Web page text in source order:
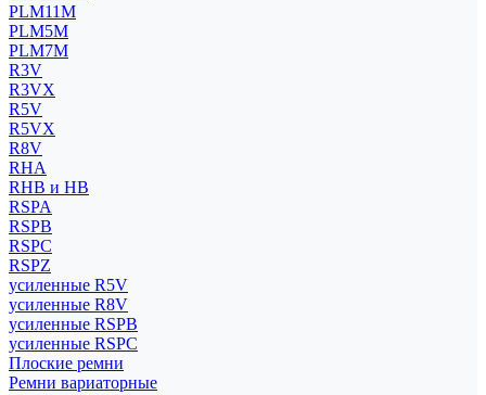
PLM11M
PLM5M
PLM7M
R3V
R3VX
R5V
R5VX
R8V
RHA
RHB и HB
RSPA
RSPB
RSPC
RSPZ
усиленные R5V
усиленные R8V
усиленные RSPB
усиленные RSPC
Плоские ремни
Ремни вариаторные